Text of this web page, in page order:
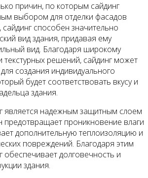
причин, по которым сайдинг
выбором для отделки фасадов
способен значительно
вид здания, придавая ему
вид. Благодаря широкому
решений, сайдинг может
создания индивидуального
будет соответствовать вкусу и
здания.
является надежным защитным слоем
предотвращает проникновение влаги
дополнительную теплоизоляцию и
повреждений. Благодаря этим
обеспечивает долговечность и
здания.